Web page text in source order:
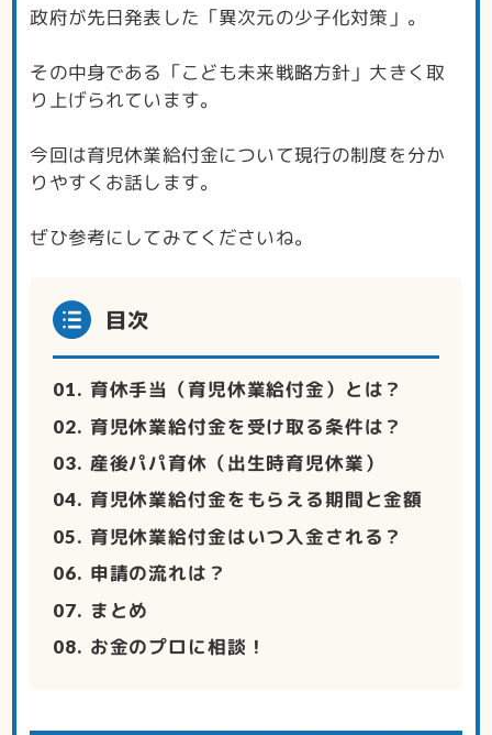
政府が先日発表した「異次元の少子化対策」。
その中身である「こども未来戦略方針」大きく取
り上げられています。
今回は育児休業給付金について現行の制度を分か
りやすくお話します。
ぜひ参考にしてみてくださいね。
目次
育休手当（育児休業給付金）とは？
育児休業給付金を受け取る条件は？
産後パパ育休（出生時育児休業）
育児休業給付金をもらえる期間と金額
育児休業給付金はいつ入金される？
申請の流れは？
まとめ
お金のプロに相談！